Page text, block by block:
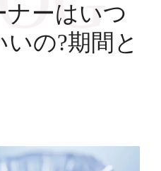
ナーはいつ
の?期間と